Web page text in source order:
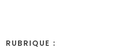
RUBRIQUE :